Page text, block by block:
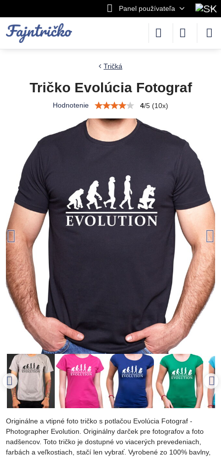
Panel používateľa
Tričká
Tričko Evolúcia Fotograf
Hodnotenie 4/5 (10x)
Originálne a vtipné foto tričko s potlačou Evolúcia Fotograf -
Photographer Evolution. Originálny darček pre fotografov a foto
nadšencov. Toto tričko je dostupné vo viacerých prevedeniach,
farbách a veľkostiach, stačí len vybrať. Vyrobené zo 100% bavlny,